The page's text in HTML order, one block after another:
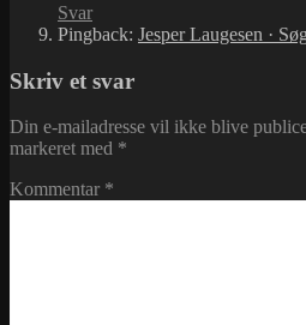
Svar
Pingback: Jesper Laugesen ·
Skriv et svar
Din e-mailadresse vil ikke blive
markeret med *
Kommentar *